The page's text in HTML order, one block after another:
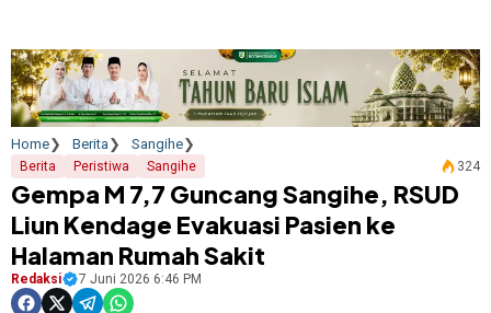
Home Berita Sangihe
Berita Peristiwa Sangihe 324
Gempa M 7,7 Guncang Sangihe, RSUD
Liun Kendage Evakuasi Pasien ke
Halaman Rumah Sakit
Redaksi 7 Juni 2026 6:46 PM